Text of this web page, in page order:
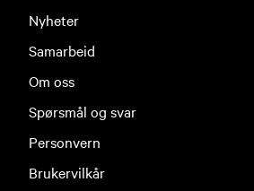
Nyheter
Samarbeid
Om oss
Spørsmål og svar
Personvern
Brukervilkår